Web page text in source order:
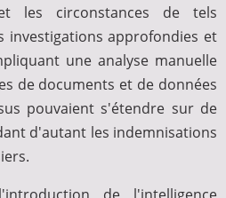
les circonstances de tels
investigations approfondies et
une analyse manuelle
de documents et de données
pouvaient s'étendre sur de
d'autant les indemnisations